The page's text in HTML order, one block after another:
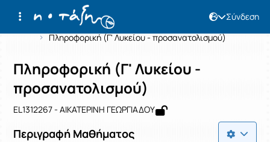
Σύνδεση
Αρχική Σελίδα
Πληροφορική (Γ' Λυκείου - προσανατολισμού)
Μάθημα : Πληροφορική (Γ' Λυκείου
Κωδικός : EL1312267
Πληροφορική (Γ' Λυκείου -
προσανατολισμού)
EL1312267 - ΑΙΚΑΤΕΡΙΝΗ ΓΕΩΡΓΙΑΔΟΥ
Περιγραφή Μαθήματος